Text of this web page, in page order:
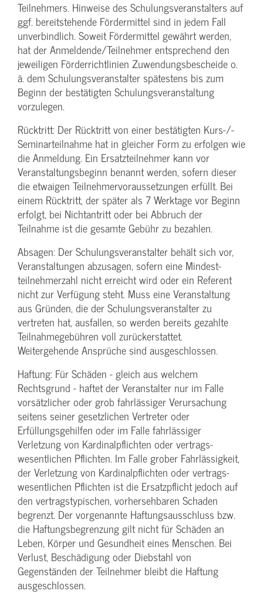
Teilnehmers. Hinweise des Schulungs­veranstalters auf
ggf. bereitstehende Fördermittel sind in jedem Fall
unverbindlich. Soweit Fördermittel gewährt werden,
hat der Anmeldende/­Teilnehmer entsprechend den
jeweiligen Förderrichtlinien Zuwendungs­bescheide o.
ä. dem Schulungs­veranstalter spätestens bis zum
Beginn der bestätigten Schulungs­veranstaltung
vorzulegen.
Rücktritt: Der Rücktritt von einer bestätigten Kurs-/­
Seminarteilnahme hat in gleicher Form zu erfolgen wie
die Anmeldung. Ein Ersatzteilnehmer kann vor
Veranstaltungs­beginn benannt werden, sofern dieser
die etwaigen Teilnehmer­voraussetzungen erfüllt. Bei
einem Rücktritt, der später als 7 Werktage vor Beginn
erfolgt, bei Nichtantritt oder bei Abbruch der
Teilnahme ist die gesamte Gebühr zu bezahlen.
Absagen: Der Schulungs­veranstalter behält sich vor,
Veranstaltungen abzusagen, sofern eine Mindest­
teilnehmerzahl nicht erreicht wird oder ein Referent
nicht zur Verfügung steht. Muss eine Veranstaltung
aus Gründen, die der Schulungs­veranstalter zu
vertreten hat, ausfallen, so werden bereits gezahlte
Teilnahme­gebühren voll zurückerstattet.
Weitergehende Ansprüche sind ausgeschlossen.
Haftung: Für Schäden - gleich aus welchem
Rechtsgrund - haftet der Veranstalter nur im Falle
vorsätzlicher oder grob fahrlässiger Verursachung
seitens seiner gesetzlichen Vertreter oder
Erfüllungsgehilfen oder im Falle fahrlässiger
Verletzung von Kardinalpflichten oder vertrags­
wesentlichen Pflichten. Im Falle grober Fahrlässigkeit,
der Verletzung von Kardinalpflichten oder vertrags­
wesentlichen Pflichten ist die Ersatzpflicht jedoch auf
den vertragstypischen, vorhersehbaren Schaden
begrenzt. Der vorgenannte Haftungs­ausschluss bzw.
die Haftungs­begrenzung gilt nicht für Schäden an
Leben, Körper und Gesundheit eines Menschen. Bei
Verlust, Beschädigung oder Diebstahl von
Gegenständen der Teilnehmer bleibt die Haftung
ausgeschlossen.